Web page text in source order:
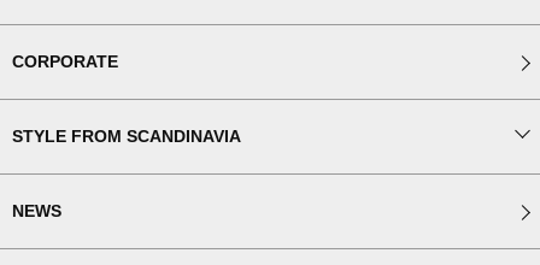
CORPORATE
STYLE FROM SCANDINAVIA
NEWS